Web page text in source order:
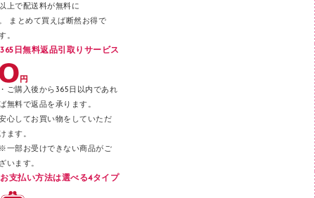
はさみ
テープカッター
その他文具
セロハンテープ
上で配送料が無料に
まとめて買えば断然お得で
。
365日無料返品引取りサービス
ご購入後から365日以内であれ
無料で返品を承ります。
心してお買い物をしていただ
ます。
一部お受けできない商品がご
います。
お支払い方法は選べる4タイプ